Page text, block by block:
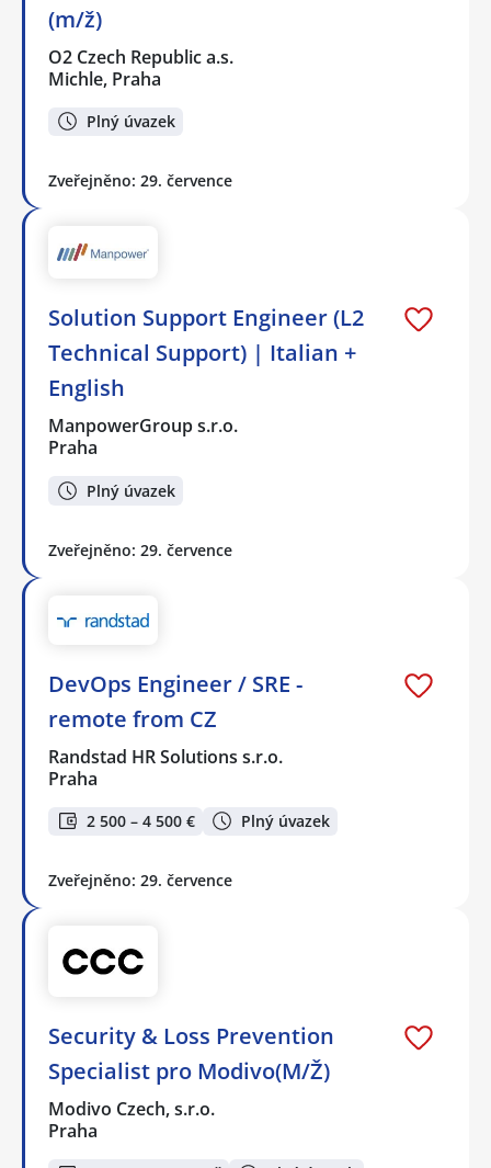
(m/ž)
O2 Czech Republic a.s.
Michle, Praha
Plný úvazek
Zveřejněno: 29. července
Solution Support Engineer (L2
Technical Support) | Italian +
English
ManpowerGroup s.r.o.
Praha
Plný úvazek
Zveřejněno: 29. července
DevOps Engineer / SRE -
remote from CZ
Randstad HR Solutions s.r.o.
Praha
2 500 – 4 500 € Plný úvazek
Zveřejněno: 29. července
Security & Loss Prevention
Specialist pro Modivo(M/Ž)
Modivo Czech, s.r.o.
Praha